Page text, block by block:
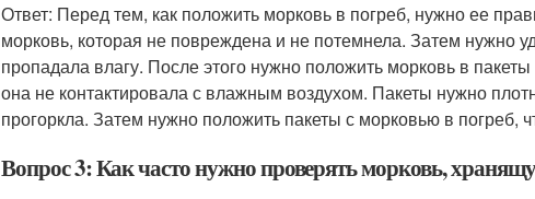
Ответ: Перед тем, как положить морковь в погреб, нужно ее
морковь, которая не повреждена и не потемнела. Затем нужно
пропадала влагу. После этого нужно положить морковь в
она не контактировала с влажным воздухом. Пакеты нужно
прогоркла. Затем нужно положить пакеты с морковью в погреб,
Вопрос 3: Как часто нужно проверять морковь,